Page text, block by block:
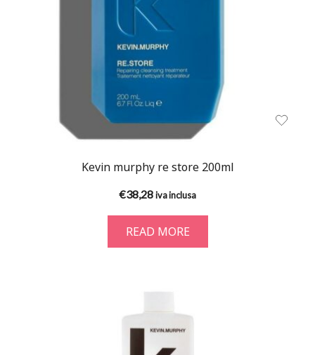
Kevin murphy re store 200ml
€38,28iva inclusa
READ MORE